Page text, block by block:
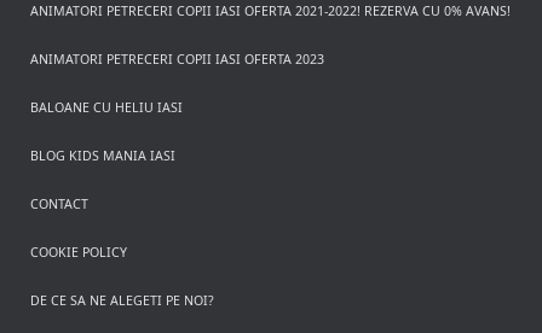
ANIMATORI PETRECERI COPII IASI OFERTA 2021-2022! REZERVA CU 0% AVANS!
ANIMATORI PETRECERI COPII IASI OFERTA 2023
BALOANE CU HELIU IASI
BLOG KIDS MANIA IASI
CONTACT
COOKIE POLICY
DE CE SA NE ALEGETI PE NOI?